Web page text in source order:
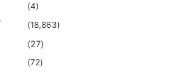
(4)
(18,863)
(27)
(72)